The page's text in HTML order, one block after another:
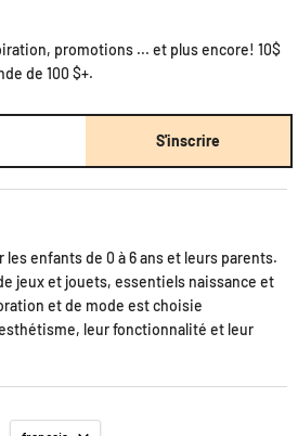
promotions ... et plus encore! 10$
de 100 $+.
S'inscrire
enfants de 0 à 6 ans et leurs parents.
jeux et jouets, essentiels naissance et
et de mode est choisie
leur fonctionnalité et leur